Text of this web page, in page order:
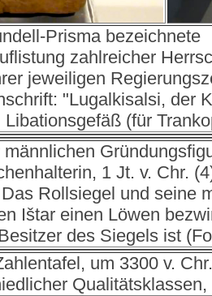
Prisma bezeichnete
zahlreicher
jeweiligen
"Lugalkisalsi, der
(für
1 Jt. v. Chr.
Rollsiegel und seine
Ištar einen Löwen
des Siegels ist
um 3300 v.